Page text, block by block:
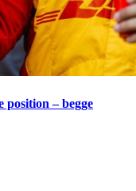
position – begge